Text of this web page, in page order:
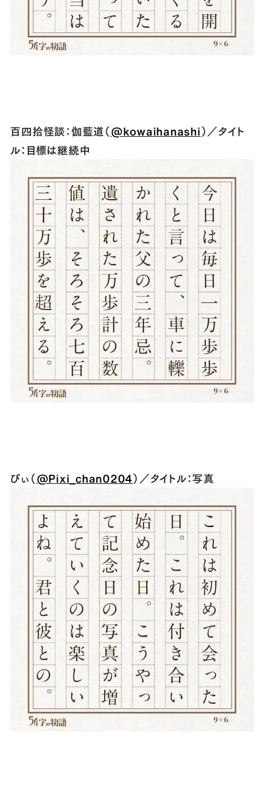
百四拾怪談：伽藍道（@kowaihanashi）／タイト
ル：目標は継続中
ぴぃ（@Pixi_chan0204）／タイトル：写真